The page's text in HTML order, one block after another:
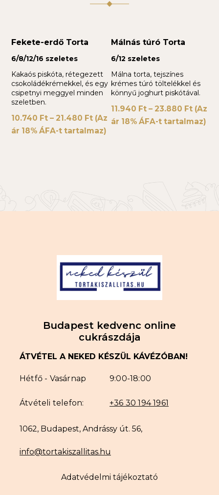
Fekete-erdő Torta
6/8/12/16 szeletes
Kakaós piskóta, rétegezett
csokoládékrémekkel, és egy
csipetnyi meggyel minden
szeletben.
10.740 Ft – 21.480 Ft (Az
ár 18% ÁFA-t tartalmaz)
Málnás túró Torta
6/12 szeletes
Málna torta, tejszínes
krémes túró töltelékkel és
könnyű joghurt piskótával.
11.940 Ft – 23.880 Ft (Az
ár 18% ÁFA-t tartalmaz)
Budapest kedvenc online
cukrászdája
ÁTVÉTEL A NEKED KÉSZÜL KÁVÉZÓBAN!
Hétfő - Vasárnap 9:00-18:00
Átvételi telefon: +36 30 194 1961
1062, Budapest, Andrássy út. 56,
info@tortakiszallitas.hu
Adatvédelmi tájékoztató